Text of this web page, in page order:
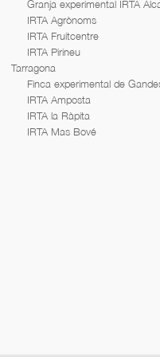
Granja experimental IRTA
IRTA Agrònoms
IRTA Fruitcentre
IRTA Pirineu
Tarragona
Finca experimental de
IRTA Amposta
IRTA la Ràpita
IRTA Mas Bové